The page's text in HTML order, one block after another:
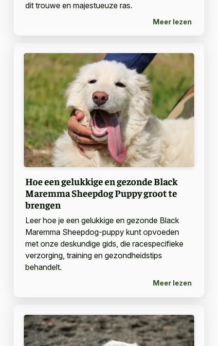
dit trouwe en majestueuze ras.
Meer lezen
Hoe een gelukkige en gezonde Black
Maremma Sheepdog Puppy groot te
brengen
Leer hoe je een gelukkige en gezonde Black
Maremma Sheepdog-puppy kunt opvoeden
met onze deskundige gids, die racespecifieke
verzorging, training en gezondheidstips
behandelt.
Meer lezen